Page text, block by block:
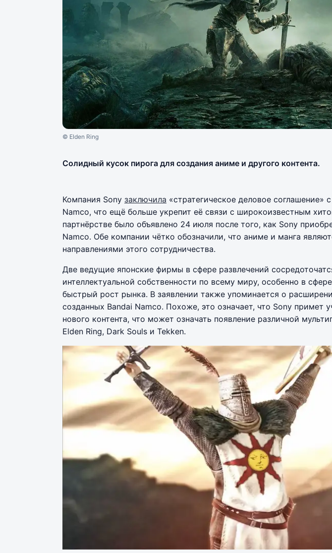
© Elden Ring
Солидный кусок пирога для создания аниме и другого контента.
Компания Sony заключила «стратегическое деловое соглашение»
Namco, что ещё больше укрепит её связи с широкоизвестным
партнёрстве было объявлено 24 июля после того, как Sony
Namco. Обе компании чётко обозначили, что аниме и манга
направлениями этого сотрудничества.
Две ведущие японские фирмы в сфере развлечений
интеллектуальной собственности по всему миру, особенно в
быстрый рост рынка. В заявлении также упоминается о
созданных Bandai Namco. Похоже, это означает, что Sony примет
нового контента, что может означать появление различной
Elden Ring, Dark Souls и Tekken.